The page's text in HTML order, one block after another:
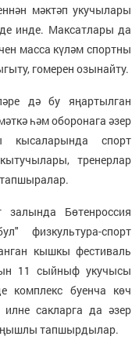
мәктәп укучылары
инде. Максатлары да
масса күләм спортны
гомерен озынайту.
дә бу яңартылган
һәм оборонага әзер
кысаларында спорт
тренерлар
тапшыралар.
Бөтенроссия
физкультура-спорт
кышкы фестиваль
11 сыйныф укучысы
комплекс буенча көч
сакларга да әзер
тапшырдылар.